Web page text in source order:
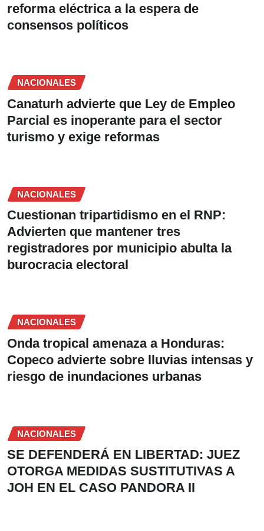
reforma eléctrica a la espera de
consensos políticos
NACIONALES
Canaturh advierte que Ley de Empleo
Parcial es inoperante para el sector
turismo y exige reformas
NACIONALES
Cuestionan tripartidismo en el RNP:
Advierten que mantener tres
registradores por municipio abulta la
burocracia electoral
NACIONALES
Onda tropical amenaza a Honduras:
Copeco advierte sobre lluvias intensas y
riesgo de inundaciones urbanas
NACIONALES
SE DEFENDERÁ EN LIBERTAD: JUEZ
OTORGA MEDIDAS SUSTITUTIVAS A
JOH EN EL CASO PANDORA II